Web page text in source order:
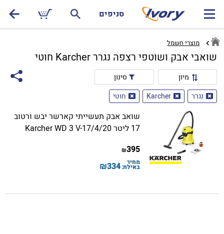
סניפים
מוצרי חשמל
שואבי אבק ושוטפי רצפה נגרר Karcher חוטי
מיון
סינון
נגרר
Karcher חוטי
שואב אבק תעשייתי קארשר יבש ורטוב
17 ליטר Karcher WD 3 V-17/4/20
395
₪
מחיר
באילת:334
₪